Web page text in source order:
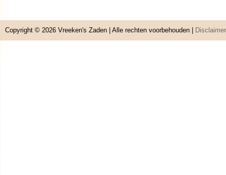
Copyright © 2026 Vreeken's Zaden | Alle rechten voorbehouden | Disclaimer